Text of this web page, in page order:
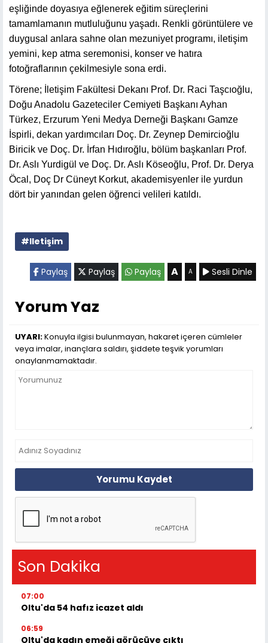
eşliğinde doyasıya eğlenerek eğitim süreçlerini
tamamlamanın mutluluğunu yaşadı. Renkli görüntülere ve
duygusal anlara sahne olan mezuniyet programı, iletişim
yemini, kep atma seremonisi, konser ve hatıra
fotoğraflarının çekilmesiyle sona erdi.
Törene; İletişim Fakültesi Dekanı Prof. Dr. Raci Taşcıoğlu,
Doğu Anadolu Gazeteciler Cemiyeti Başkanı Ayhan
Türkez, Erzurum Yeni Medya Derneği Başkanı Gamze
İspirli, dekan yardımcıları Doç. Dr. Zeynep Demircioğlu
Biricik ve Doç. Dr. İrfan Hıdıroğlu, bölüm başkanları Prof.
Dr. Aslı Yurdigül ve Doç. Dr. Aslı Köseoğlu, Prof. Dr. Derya
Öcal, Doç Dr Cüneyt Korkut, akademisyenler ile yurdun
dört bir yanından gelen öğrenci velileri katıldı.
#Iletişim
Paylaş Paylaş Paylaş A A Sesli Dinle
Yorum Yaz
UYARI:Konuyla ilgisi bulunmayan, hakaret içeren cümleler
veya imalar, inançlara saldırı, şiddete teşvik yorumları
onaylanmamaktadır.
Yorumu Kaydet
Son Dakika
07:00
Oltu'da 54 hafız icazet aldı
06:59
Oltu'da kadın emeği görücüye çıktı